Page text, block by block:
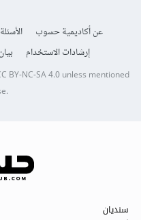
عن أكاديمية حسوب
إرشادات الاستخدام
BY-NC-SA 4.0unless mentioned